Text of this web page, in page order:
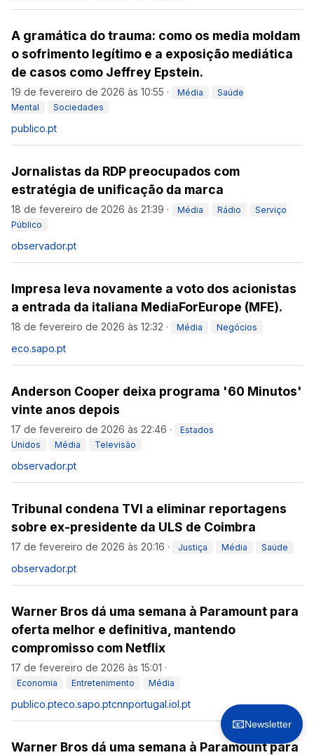
A gramática do trauma: como os media moldam
o sofrimento legítimo e a exposição mediática
de casos como Jeffrey Epstein.
19 de fevereiro de 2026 às 10:55 · Média
Saúde
Mental
Sociedades
publico.pt
Jornalistas da RDP preocupados com
estratégia de unificação da marca
18 de fevereiro de 2026 às 21:39 · Média Rádio
Serviço
Público
observador.pt
Impresa leva novamente a voto dos acionistas
a entrada da italiana MediaForEurope (MFE).
18 de fevereiro de 2026 às 12:32 · Média Negócios
eco.sapo.pt
Anderson Cooper deixa programa '60 Minutos'
vinte anos depois
17 de fevereiro de 2026 às 22:46 ·
Estados
Unidos
Média Televisão
observador.pt
Tribunal condena TVI a eliminar reportagens
sobre ex-presidente da ULS de Coimbra
17 de fevereiro de 2026 às 20:16 · Justiça Média Saúde
observador.pt
Warner Bros dá uma semana à Paramount para
oferta melhor e definitiva, mantendo
compromisso com Netflix
17 de fevereiro de 2026 às 15:01 ·
Economia Entretenimento Média
publico.pteco.sapo.ptcnnportugal.iol.pt
Warner Bros dá uma semana à Paramount para
📧Newsletter